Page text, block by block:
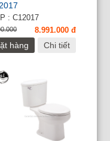
: C12017
8.991.000 đ
hàng Chi tiết